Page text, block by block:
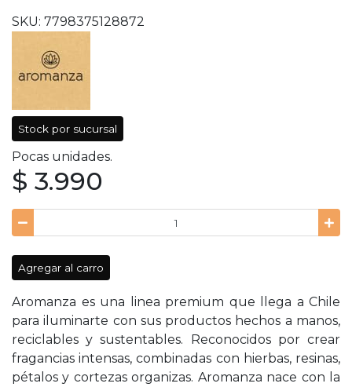
SKU: 7798375128872
Stock por sucursal
Pocas unidades.
$ 3.990
Agregar al carro
Aromanza es una linea premium que llega a Chile
para iluminarte con sus productos hechos a manos,
reciclables y sustentables. Reconocidos por crear
fragancias intensas, combinadas con hierbas, resinas,
pétalos y cortezas organizas. Aromanza nace con la